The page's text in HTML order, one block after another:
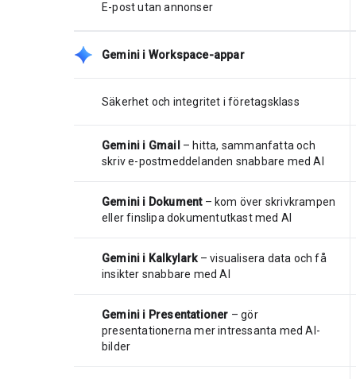
E-post utan annonser
Gemini i Workspace-appar
Säkerhet och integritet i företagsklass
Gemini i Gmail – hitta, sammanfatta och
skriv e-postmeddelanden snabbare med AI
Gemini i Dokument– kom över skrivkrampen
eller finslipa dokumentutkast med AI
Gemini i Kalkylark– visualisera data och få
insikter snabbare med AI
Gemini i Presentationer – gör
presentationerna mer intressanta med AI-
bilder